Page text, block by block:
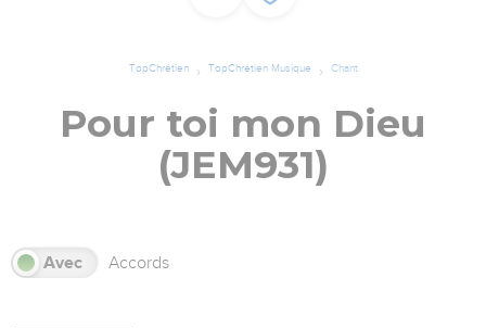
TopChrétien TopChrétien Musique Chant
Pour toi mon Dieu
(JEM931)
Avec Accords